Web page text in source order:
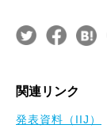
関連リンク
発表資料（IIJ）